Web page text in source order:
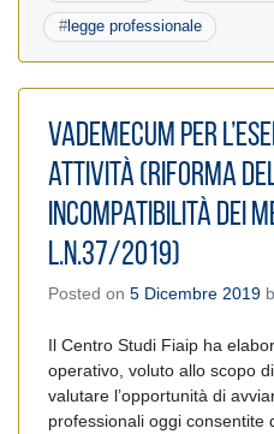
#legge professionale
Vademecum per
attività (Riforma
incompatibilità dei
L.n.37/2019)
Posted on 5 Dicembre 2019
Il Centro Studi Fiaip ha
operativo, voluto allo scopo
valutare l’opportunità di
professionali oggi consentite